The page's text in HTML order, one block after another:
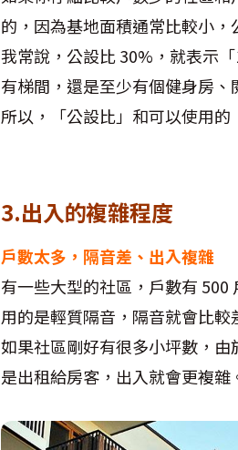
的，因為基地面積通常比較小
我常說，公設比 30%，就表示
有梯間，還是至少有個健身房、
所以，「公設比」和可以使用
3.出入的複雜程度
戶數太多，隔音差、出入複雜
有一些大型的社區，戶數有
用的是輕質隔音，隔音就會比
如果社區剛好有很多小坪數，
是出租給房客，出入就會更複